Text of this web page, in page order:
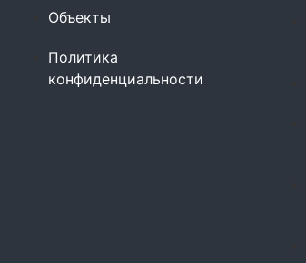
Объекты
Политика
конфиденциальности